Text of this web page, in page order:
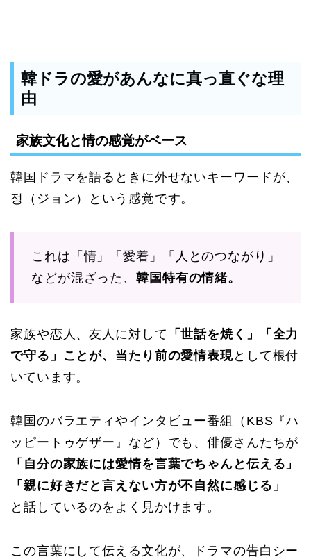
韓ドラの愛があんなに真っ直ぐな理
由
家族文化と情の感覚がベース
韓国ドラマを語るときに外せないキーワードが、
정（ジョン）という感覚です。
これは「情」「愛着」「人とのつながり」
などが混ざった、韓国特有の情緒。
家族や恋人、友人に対して
「世話を焼く」「全力
で守る」ことが、当たり前の愛情表現として根付
いています。
韓国のバラエティやインタビュー番組（KBS『ハ
ッピートゥゲザー』など）でも、俳優さんたちが
「自分の家族には愛情を言葉でちゃんと伝える」
「親に好きだと言えない方が不自然に感じる」
と話しているのをよく見かけます。
この言葉にして伝える文化が、ドラマの告白シー